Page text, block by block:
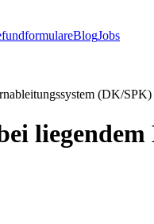
BlogJobs
(DK/SPK)